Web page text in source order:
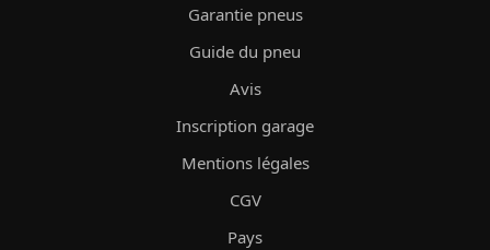
Garantie pneus
Guide du pneu
Avis
Inscription garage
Mentions légales
CGV
Pays